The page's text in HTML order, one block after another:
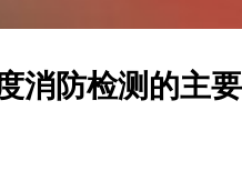
消防检测的主要